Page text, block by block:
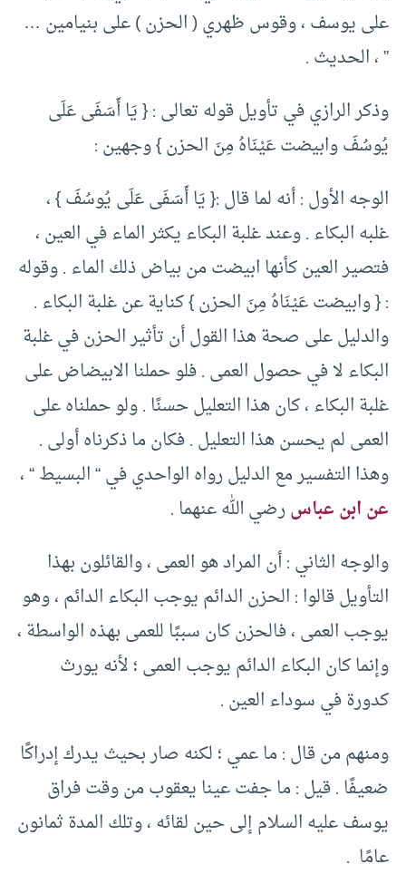
على يوسف ، وقوس ظهري ( الحزن ) على بنيامين …
” ، الحديث .
وذكر الرازي في تأويل قوله تعالى : { يَا أَسَفَى عَلَى
يُوسُفَ وابيضت عَيْنَاهُ مِنَ الحزن } وجهين :
الوجه الأول : أنه لما قال :{ يَا أَسَفَى عَلَى يُوسُفَ } ،
غلبه البكاء . وعند غلبة البكاء يكثر الماء في العين ،
فتصير العين كأنها ابيضت من بياض ذلك الماء . وقوله
: { وابيضت عَيْنَاهُ مِنَ الحزن } كناية عن غلبة البكاء .
والدليل على صحة هذا القول أن تأثير الحزن في غلبة
البكاء لا في حصول العمى . فلو حملنا الابيضاض على
غلبة البكاء ، كان هذا التعليل حسنًا . ولو حملناه على
العمى لم يحسن هذا التعليل . فكان ما ذكرناه أولى .
وهذا التفسير مع الدليل رواه الواحدي في “ البسيط “ ،
عن ابن عباسرضي الله عنهما .
والوجه الثاني : أن المراد هو العمى ، والقائلون بهذا
التأويل قالوا : الحزن الدائم يوجب البكاء الدائم ، وهو
يوجب العمى ، فالحزن كان سببًا للعمى بهذه الواسطة ،
وإنما كان البكاء الدائم يوجب العمى ؛ لأنه يورث
كدورة في سوداء العين .
ومنهم من قال : ما عمي ؛ لكنه صار بحيث يدرك إدراكًا
ضعيفًا . قيل : ما جفت عينا يعقوب من وقت فراق
يوسف عليه السلام إلى حين لقائه ، وتلك المدة ثمانون
عامًا .